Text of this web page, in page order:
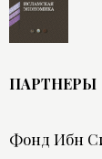
ПАРТНЕРЫ
Фонд Ибн